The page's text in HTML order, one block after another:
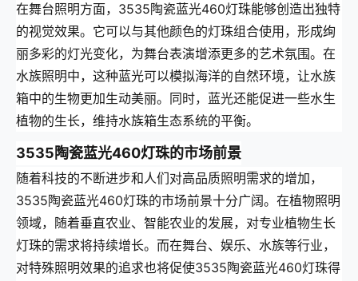
在舞台照明方面，3535陶瓷蓝光460灯珠能够创造出独特
的视觉效果。它可以与其他颜色的灯珠组合使用，形成绚
丽多彩的灯光变化，为舞台表演增添更多的艺术氛围。在
水族照明中，这种蓝光可以模拟海洋的自然环境，让水族
箱中的生物更加生动美丽。同时，蓝光还能促进一些水生
植物的生长，维持水族箱生态系统的平衡。
3535陶瓷蓝光460灯珠的市场前景
随着科技的不断进步和人们对高品质照明需求的增加，
3535陶瓷蓝光460灯珠的市场前景十分广阔。在植物照明
领域，随着垂直农业、智能农业的发展，对专业植物生长
灯珠的需求将持续增长。而在舞台、娱乐、水族等行业，
对特殊照明效果的追求也将促使3535陶瓷蓝光460灯珠得